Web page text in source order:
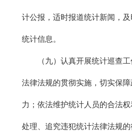
计公报，适时报道统计新闻，
统计信息。
（九）认真开展统计巡查工
法律法规的贯彻实施，切实保
力；依法维护统计人员的合法权
处理、追究违犯统计法律法规